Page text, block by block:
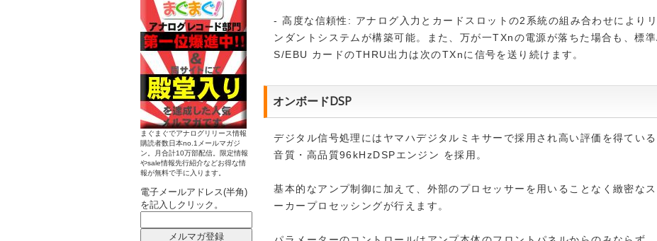
まぐまぐでアナログリリース情報
購読者数日本no.1メールマガジ
ン。月合計10万部配信。限定情報
やsale情報先行紹介などお得な情
報が無料で手に入ります。
電子メールアドレス(半角)
を記入しクリック。
- 高度な信頼性: アナログ入力とカードスロットの2系統の組み合わせにより
ンダントシステムが構築可能。また、万が一TXnの電源が落ちた場合も、標
S/EBU カードのTHRU出力は次のTXnに信号を送り続けます。
オンボードDSP
デジタル信号処理にはヤマハデジタルミキサーで採用され高い評価を得てい
音質・高品質96kHzDSPエンジン を採用。
基本的なアンプ制御に加えて、外部のプロセッサーを用いることなく緻密な
ーカープロセッシングが行えます。